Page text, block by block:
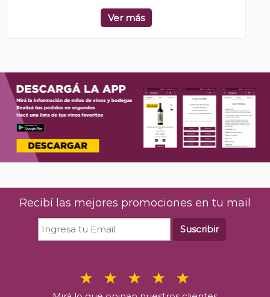
Ver más
Recibí las mejores promociones en tu mail
Suscribir